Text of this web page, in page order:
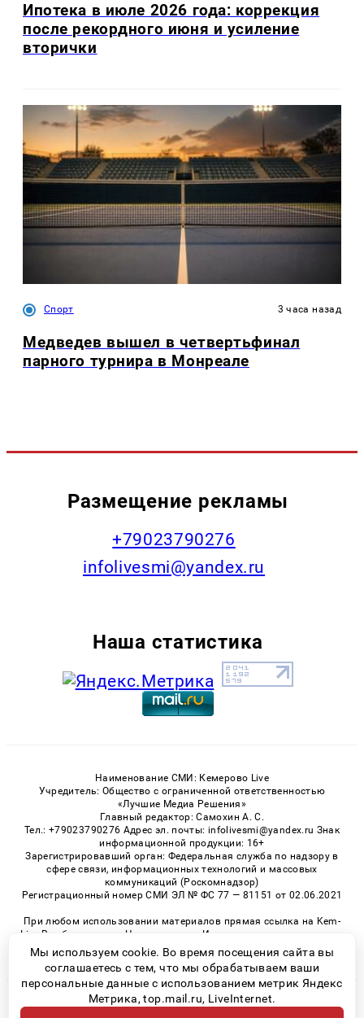
Ипотека в июле 2026 года: коррекция
после рекордного июня и усиление
вторички
Спорт 3 часа назад
Медведев вышел в четвертьфинал
парного турнира в Монреале
Размещение рекламы
+79023790276
infolivesmi@yandex.ru
Наша статистика
Наименование СМИ: Кемерово Live
Учредитель: Общество с ограниченной ответственностью
«Лучшие Медиа Решения»
Главный редактор: Самохин А. С.
Тел.: +79023790276 Адрес эл. почты: infolivesmi@yandex.ru Знак
информационной продукции: 16+
Зарегистрировавший орган: Федеральная служба по надзору в
сфере связи, информационных технологий и массовых
коммуникаций (Роскомнадзор)
Регистрационный номер СМИ ЭЛ № ФС 77 — 81151 от 02.06.2021
При любом использовании материалов прямая ссылка на Kem-
Live.Ru обязательна. Цитирование в Интернете возможно только
при наличии письменного разрешения.
© 2026 «Kem-Live» | Все права защищены
Мы используем cookie. Во время посещения сайта вы
соглашаетесь с тем, что мы обрабатываем ваши
персональные данные с использованием метрик Яндекс
Метрика, top.mail.ru, LiveInternet.